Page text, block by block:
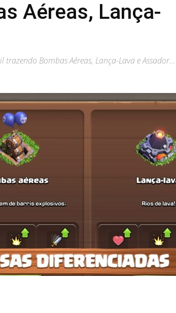
Aéreas, Lança-
Bombas Aéreas, Lança-Lava e Assador...